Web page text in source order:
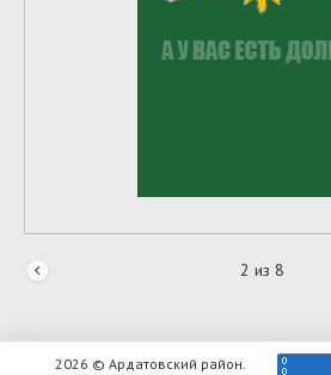
2 из 8
2026 © Ардатовский район.